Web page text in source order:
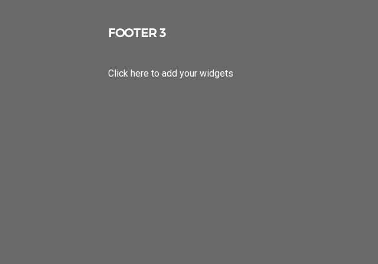
FOOTER 3
Click here to add your widgets